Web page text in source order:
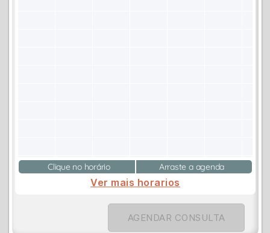
Clique no horário Arraste a agenda
Ver mais horarios
AGENDAR CONSULTA